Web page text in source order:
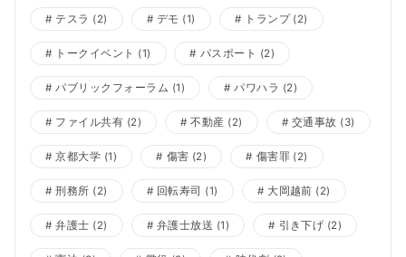
テスラ (2) デモ (1) トランプ(2)
トークイベント (1) パスポート (2)
パブリックフォーラム (1) パワハラ (2)
ファイル共有 (2) 不動産 (2) 交通事故 (3)
京都大学 (1) 傷害 (2) 傷害罪 (2)
刑務所 (2) 回転寿司 (1) 大岡越前 (2)
弁護士 (2) 弁護士放送 (1) 引き下げ (2)